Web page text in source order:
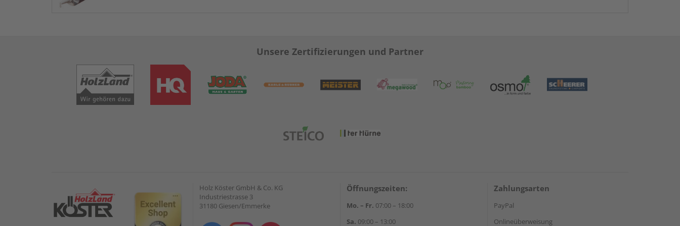
Unsere Zertifizierungen und Partner
Holz Köster GmbH & Co. KG
Industriestrasse 3
31180 Giesen/Emmerke
Öffnungszeiten:
Mo. – Fr. 07:00 – 18:00
Sa. 09:00 – 13:00
Zahlungsarten
PayPal
Onlineüberweisung